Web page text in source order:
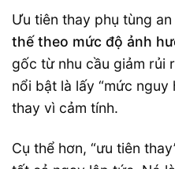
Ưu tiên thay phụ tùng
thế theo mức độ ảnh
gốc từ nhu cầu giảm rủi
nổi bật là lấy “mức nguy
thay vì cảm tính.
Cụ thể hơn, “ưu tiên